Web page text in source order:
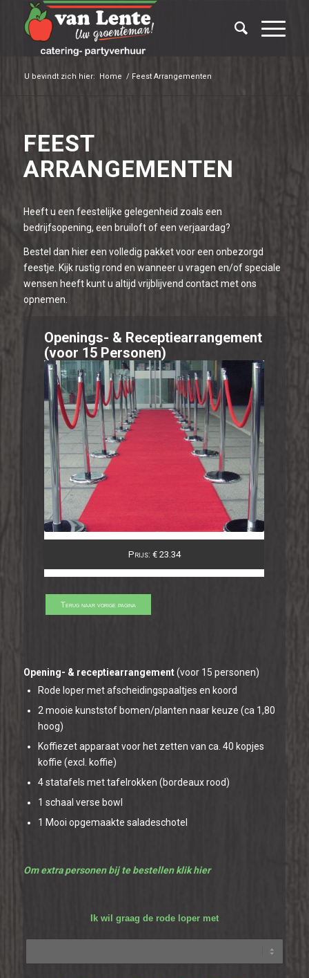
U bevindt zich hier: Home / Feest Arrangementen
FEEST
ARRANGEMENTEN
Heeft u een feestelijke gelegenheid zoals een
bedrijfsopening, een bruiloft of een verjaardag?
Bestel dan hier een volledig pakket voor een onbezorgd
feestje. Kijk rustig rond en wanneer u vragen en/of speciale
wensen heeft kunt u altijd vrijblijvend contact met ons
opnemen.
Openings- & Receptiearrangement
(voor 15 Personen)
Prijs: € 23.34
Opening- & receptiearrangement(voor 15 personen)
Rode loper met afscheidingspaaltjes en koord
2 mooie kunststof bomen/planten naar keuze (ca 1,80
hoog)
Koffiezet apparaat voor het zetten van ca. 40 kopjes
koffie (excl. koffie)
4 statafels met tafelrokken (bordeaux rood)
1 schaal verse bowl
1 Mooi opgemaakte saladeschotel
Om extra personen bij te bestellen klik hier
Ik wil graag de rode loper met